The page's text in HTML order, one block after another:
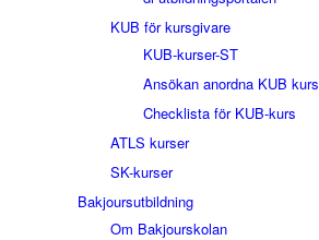
KUB för kursgivare
KUB-kurser-ST
Ansökan anordna KUB kurs
Checklista för KUB-kurs
ATLS kurser
SK-kurser
Bakjoursutbildning
Om Bakjourskolan